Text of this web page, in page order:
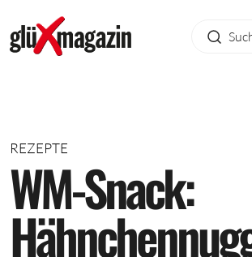
REZEPTE
WM-Snack:
Hähnchennug